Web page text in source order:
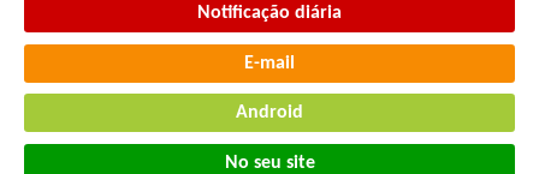
Notificação diária
E-mail
Android
No seu site